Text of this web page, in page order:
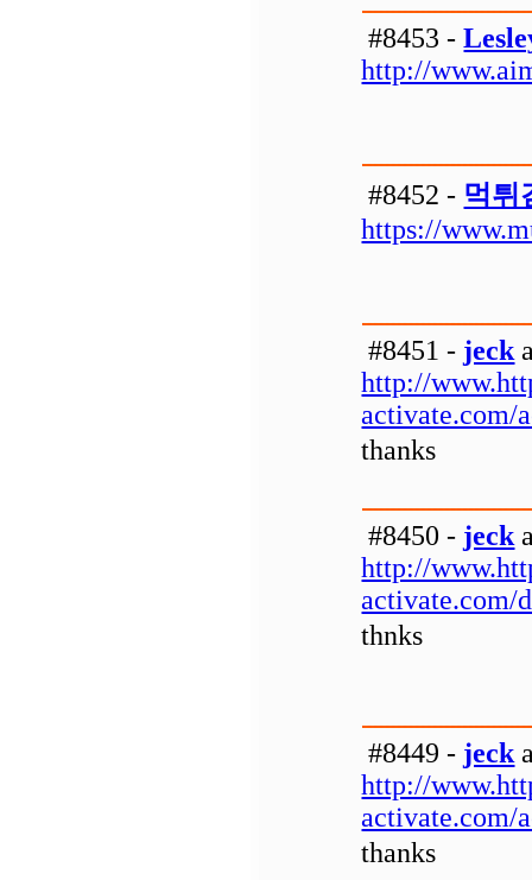
#8453 -
http://
#8452 - 먹튀
https://
#8451 - jeck
http://
activate.com/
thanks
#8450 - jeck
http://
activate.com/
thnks
#8449 - jeck
http://
activate.com/
thanks